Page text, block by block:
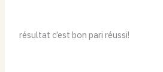
résultat c’est bon pari réussi!